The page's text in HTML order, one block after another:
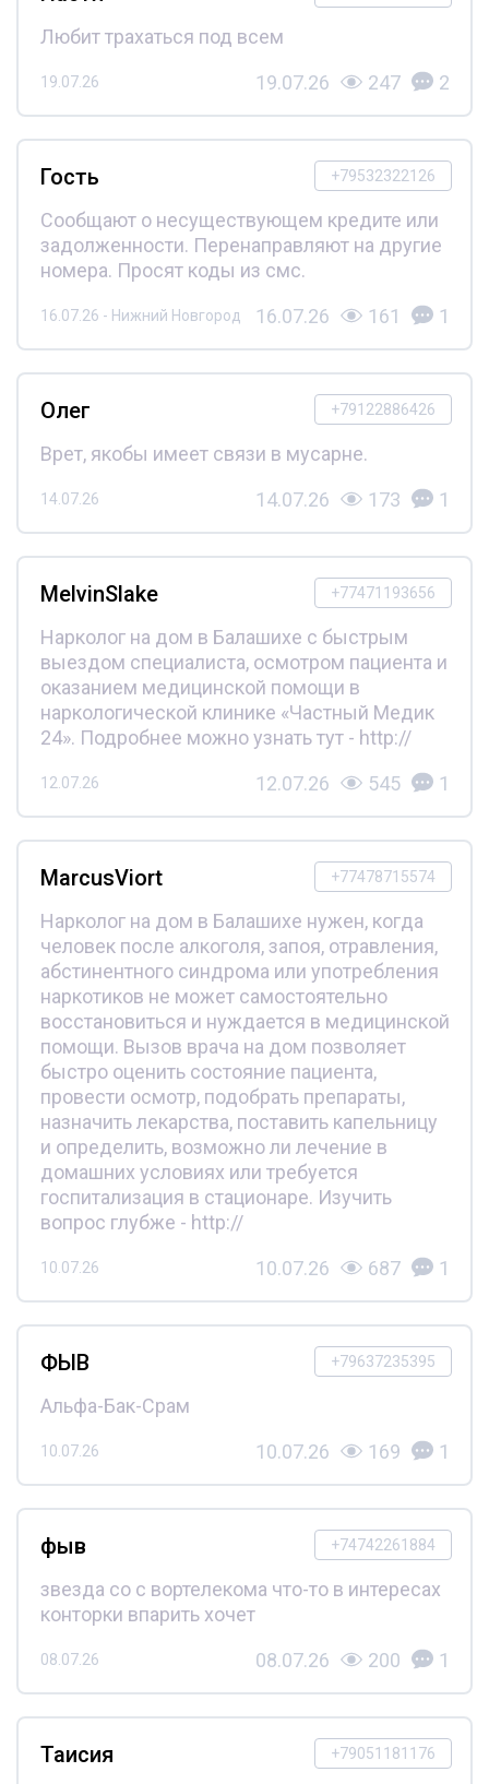
Любит трахаться под всем
19.07.26 19.07.26 247 2
+79532322126
Гость
Сообщают о несуществующем кредите или
задолженности. Перенаправляют на другие
номера. Просят коды из смс.
16.07.26 - Нижний Новгород 16.07.26 161 1
+79122886426
Олег
Врет, якобы имеет связи в мусарне.
14.07.26 14.07.26 173 1
+77471193656
MelvinSlake
Нарколог на дом в Балашихе с быстрым
выездом специалиста, осмотром пациента и
оказанием медицинской помощи в
наркологической клинике «Частный Медик
24». Подробнее можно узнать тут - http://
12.07.26 12.07.26 545 1
+77478715574
MarcusViort
Нарколог на дом в Балашихе нужен, когда
человек после алкоголя, запоя, отравления,
абстинентного синдрома или употребления
наркотиков не может самостоятельно
восстановиться и нуждается в медицинской
помощи. Вызов врача на дом позволяет
быстро оценить состояние пациента,
провести осмотр, подобрать препараты,
назначить лекарства, поставить капельницу
и определить, возможно ли лечение в
домашних условиях или требуется
госпитализация в стационаре. Изучить
вопрос глубже - http://
10.07.26 10.07.26 687 1
+79637235395
ФЫВ
Альфа-Бак-Срам
10.07.26 10.07.26 169 1
+74742261884
фыв
звезда со с вортелекома что-то в интересах
конторки впарить хочет
08.07.26 08.07.26 200 1
+79051181176
Таисия